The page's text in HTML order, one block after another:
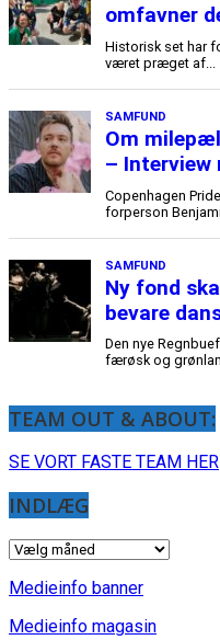
TEAM OUT & ABOUT:
SE VORT FASTE TEAM HER
INDLÆG
INDLÆG
Medieinfo banner
Medieinfo magasin